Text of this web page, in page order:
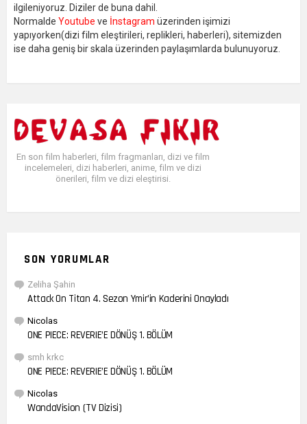
ilgileniyoruz. Diziler de buna dahil.
Normalde Youtube ve İnstagram üzerinden işimizi
yapıyorken(dizi film eleştirileri, replikleri, haberleri), sitemizden
ise daha geniş bir skala üzerinden paylaşımlarda bulunuyoruz.
En son film haberleri, film fragmanları, dizi ve film
incelemeleri, dizi haberleri, anime, film ve dizi
önerileri, film ve dizi eleştirisi.
SON YORUMLAR
Zeliha Şahin
Attack On Titan 4. Sezon Ymir’in Kaderini Onayladı
Nicolas
ONE PIECE: REVERIE’E DÖNÜŞ 1. BÖLÜM
smh krkc
ONE PIECE: REVERIE’E DÖNÜŞ 1. BÖLÜM
Nicolas
WandaVision (TV Dizisi)